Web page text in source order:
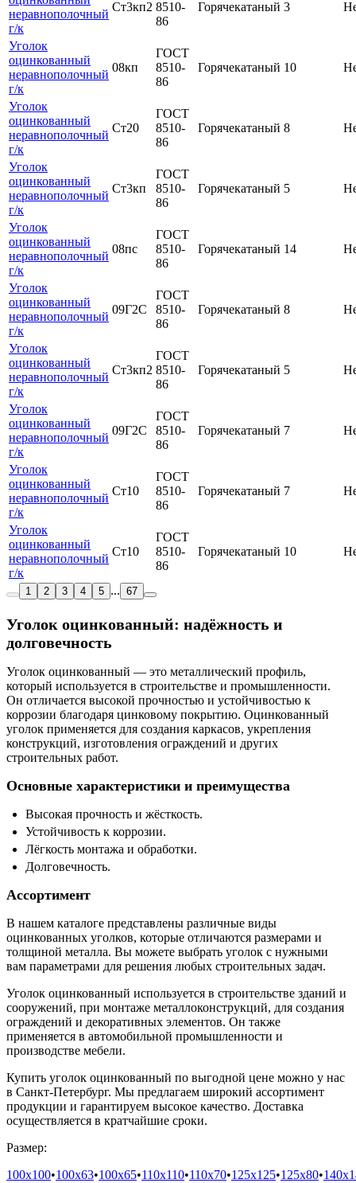
неравнополочный
г/к
Ст3кп2 8510-
86
Горячекатаный 3
Уголок
оцинкованный
неравнополочный
г/к
08кп
ГОСТ
8510-
86
Горячекатаный 10
Уголок
оцинкованный
неравнополочный
г/к
Ст20
ГОСТ
8510-
86
Горячекатаный 8
Уголок
оцинкованный
неравнополочный
г/к
Ст3кп
ГОСТ
8510-
86
Горячекатаный 5
Уголок
оцинкованный
неравнополочный
г/к
08пс
ГОСТ
8510-
86
Горячекатаный 14
Уголок
оцинкованный
неравнополочный
г/к
09Г2С
ГОСТ
8510-
86
Горячекатаный 8
Уголок
оцинкованный
неравнополочный
г/к
Ст3кп2
ГОСТ
8510-
86
Горячекатаный 5
Уголок
оцинкованный
неравнополочный
г/к
09Г2С
ГОСТ
8510-
86
Горячекатаный 7
Уголок
оцинкованный
неравнополочный
г/к
Ст10
ГОСТ
8510-
86
Горячекатаный 7
Уголок
оцинкованный
неравнополочный
г/к
Ст10
ГОСТ
8510-
86
Горячекатаный 10
1 2 3 4 5 ... 67
Уголок оцинкованный: надёжность и
долговечность
Уголок оцинкованный — это металлический профиль,
который используется в строительстве и промышленности.
Он отличается высокой прочностью и устойчивостью к
коррозии благодаря цинковому покрытию. Оцинкованный
уголок применяется для создания каркасов, укрепления
конструкций, изготовления ограждений и других
строительных работ.
Основные характеристики и преимущества
Высокая прочность и жёсткость.
Устойчивость к коррозии.
Лёгкость монтажа и обработки.
Долговечность.
Ассортимент
В нашем каталоге представлены различные виды
оцинкованных уголков, которые отличаются размерами и
толщиной металла. Вы можете выбрать уголок с нужными
вам параметрами для решения любых строительных задач.
Уголок оцинкованный используется в строительстве зданий и
сооружений, при монтаже металлоконструкций, для создания
ограждений и декоративных элементов. Он также
применяется в автомобильной промышленности и
производстве мебели.
Купить уголок оцинкованный по выгодной цене можно у нас
в Санкт-Петербург. Мы предлагаем широкий ассортимент
продукции и гарантируем высокое качество. Доставка
осуществляется в кратчайшие сроки.
Размер:
100х100•100х63•100х65•110х110•110х70•125х125•125х80•